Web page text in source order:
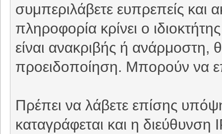
συμπεριλάβετε ευπρεπείς και
πληροφορία κρίνει ο
είναι ανακριβής ή ανάρμοστη,
προειδοποίηση. Μπορούν να
Πρέπει να λάβετε επίσης
καταγράφεται και η